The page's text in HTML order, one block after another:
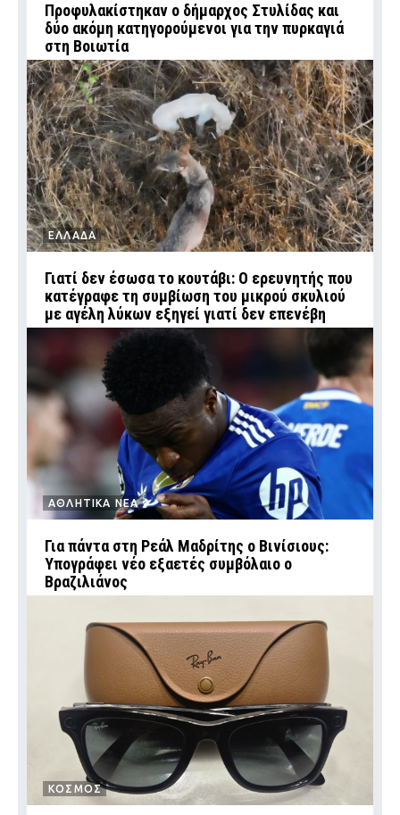
Προφυλακίστηκαν ο δήμαρχος Στυλίδας και
δύο ακόμη κατηγορούμενοι για την πυρκαγιά
στη Βοιωτία
ΕΛΛΑΔΑ
Γιατί δεν έσωσα το κουτάβι: Ο ερευνητής που
κατέγραφε τη συμβίωση του μικρού σκυλιού
με αγέλη λύκων εξηγεί γιατί δεν επενέβη
ΑΘΛΗΤΙΚΑ ΝΕΑ
Για πάντα στη Ρεάλ Μαδρίτης ο Βινίσιους:
Υπογράφει νέο εξαετές συμβόλαιο ο
Βραζιλιάνος
ΚΟΣΜΟΣ